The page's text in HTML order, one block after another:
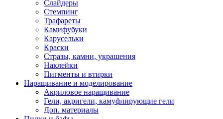
Слайдеры
Стемпинг
Трафареты
Камифубуки
Карусельки
Краски
Стразы, камни, украшения
Наклейки
Пигменты и втирки
Наращивание и моделирование
Акриловое наращивание
Гели, акригели, камуфлирующие гели
Доп. материалы